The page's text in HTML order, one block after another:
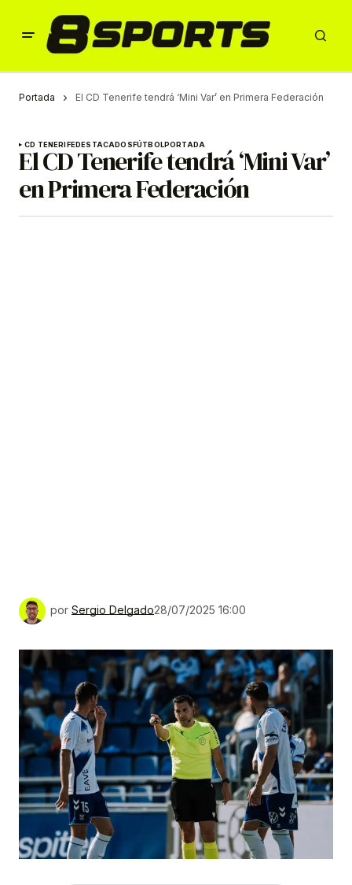
Portada El CD Tenerife tendrá ‘Mini Var’ en Primera Federación
CD TENERIFEDESTACADOSFÚTBOLPORTADA
El CD Tenerife tendrá ‘Mini Var’
en Primera Federación
por Sergio Delgado28/07/2025 16:00